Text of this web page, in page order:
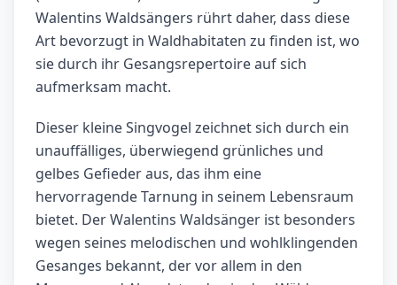
Walentins Waldsängers rührt daher, dass diese
Art bevorzugt in Waldhabitaten zu finden ist, wo
sie durch ihr Gesangsrepertoire auf sich
aufmerksam macht.
Dieser kleine Singvogel zeichnet sich durch ein
unauffälliges, überwiegend grünliches und
gelbes Gefieder aus, das ihm eine
hervorragende Tarnung in seinem Lebensraum
bietet. Der Walentins Waldsänger ist besonders
wegen seines melodischen und wohlklingenden
Gesanges bekannt, der vor allem in den